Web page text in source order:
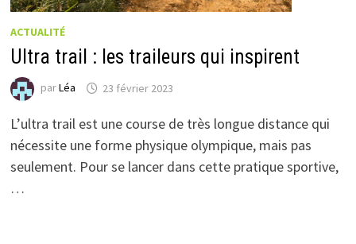
ACTUALITÉ
Ultra trail : les traileurs qui inspirent
parLéa 23 février 2023
L’ultra trail est une course de très longue distance qui
nécessite une forme physique olympique, mais pas
seulement. Pour se lancer dans cette pratique sportive,
…